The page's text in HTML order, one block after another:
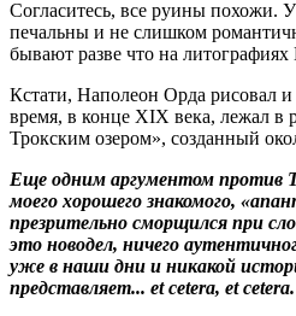
Согласитесь, все ру­ины похожи.
печальны и не слишком
бывают разве что на
Кстати, Наполеон Орда рисо­вал и
время, в конце XIX века, лежал в
Трокским озером», созданный
Еще одним аргументом против
моего хорошего знакомого,
презрительно сморщился при
это новодел, ничего
уже в наши дни и никакой
представляет... et cetera, et cetera.